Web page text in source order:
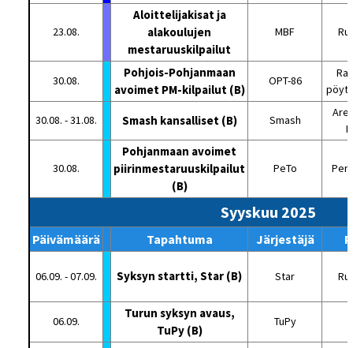
23.08.
Aloittelijakisat ja
alakoulujen
mestaruuskilpailut
MBF
30.08.
Pohjois-Pohjanmaan
avoimet PM-kilpailut (B)
OPT-86
30.08. - 31.08. Smash kansalliset (B) Smash
30.08.
Pohjanmaan avoimet
piirinmestaruuskilpailut
(B)
PeTo
Syyskuu 2025
Päivämäärä Tapahtuma Järjestäjä
06.09. - 07.09. Syksyn startti, Star (B) Star
06.09.
Turun syksyn avaus,
TuPy (B)
TuPy